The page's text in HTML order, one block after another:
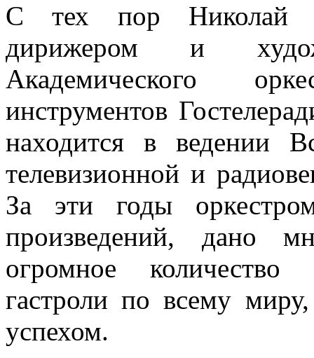
С тех пор Николай
дирижером и
Академического
инструментов
находится в ведении
телевизионной и
За эти годы
произведений, дано
огромное количество
гастроли по всему
успехом.